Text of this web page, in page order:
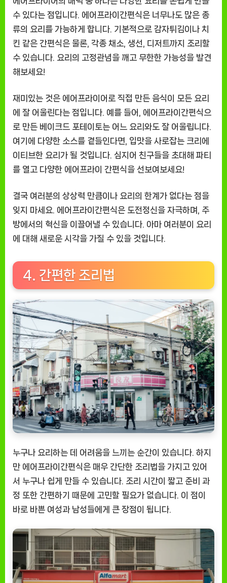
수 있다는 점입니다. 에어프라이간편식은 너무나도 많은 종
류의 요리를 가능하게 합니다. 기본적으로 감자튀김이나 치
킨 같은 간편식은 물론, 각종 채소, 생선, 디저트까지 조리할
수 있습니다. 요리의 고정관념을 깨고 무한한 가능성을 발견
해보세요!
재미있는 것은 에어프라이어로 직접 만든 음식이 모든 요리
에 잘 어울린다는 점입니다. 예를 들어, 에어프라이간편식으
로 만든 베이크드 포테이토는 어느 요리와도 잘 어울립니다.
여기에 다양한 소스를 곁들인다면, 입맛을 사로잡는 크리에
이티브한 요리가 될 것입니다. 심지어 친구들을 초대해 파티
를 열고 다양한 에어프라이 간편식을 선보여보세요!
결국 여러분의 상상력 만큼이나 요리의 한계가 없다는 점을
잊지 마세요. 에어프라이간편식은 도전정신을 자극하며, 주
방에서의 혁신을 이끌어낼 수 있습니다. 아마 여러분이 요리
에 대해 새로운 시각을 가질 수 있을 것입니다.
4. 간편한 조리법
누구나 요리하는 데 어려움을 느끼는 순간이 있습니다. 하지
만 에어프라이간편식은 매우 간단한 조리법을 가지고 있어
서 누구나 쉽게 만들 수 있습니다. 조리 시간이 짧고 준비 과
정 또한 간편하기 때문에 고민할 필요가 없습니다. 이 점이
바로 바쁜 여성과 남성들에게 큰 장점이 됩니다.